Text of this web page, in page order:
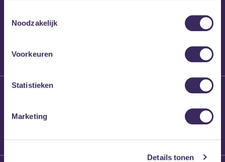
Noodzakelijk
Voorkeuren
Statistieken
Marketing
Details tonen
Brennt Vanneste